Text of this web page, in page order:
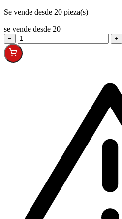
Se vende desde 20 pieza(s)
se vende desde 20
− +